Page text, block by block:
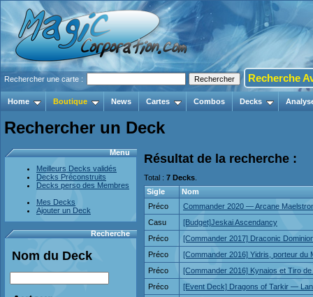
Rechercher une carte : Recherche
Home Boutique News Cartes Combos Decks
Rechercher un Deck
Menu
Meilleurs Decks validés
Decks Préconstruits
Decks perso des Membres
Mes Decks
Ajouter un Deck
Recherche
Nom du Deck
Résultat de la recherche :
Total : 7 Decks
Sigle
Nom
Préco
Commander 2020 — Arcane
Casu
[Budget]Jeskai Ascendancy
Préco
[Commander 2017] Draconic
Préco
[Commander 2016] Yidris, porteur du
Préco
[Commander 2016] Kynaios et Tiro de
Préco
[Event Deck] Dragons of Tarkir —